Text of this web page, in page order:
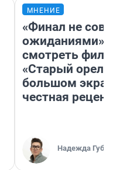
МНЕНИЕ
«Финал не
ожиданиями»:
смотреть
«Старый орел»
большом
честная
Надежда